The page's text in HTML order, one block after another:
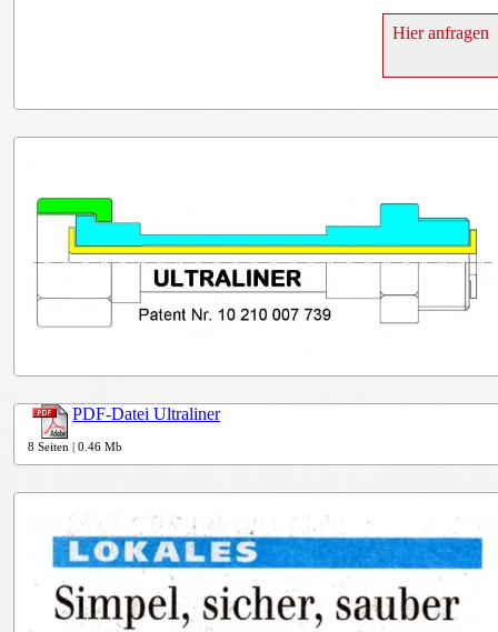
Hier anfragen
PDF-Datei Ultraliner
8 Seiten | 0.46 Mb